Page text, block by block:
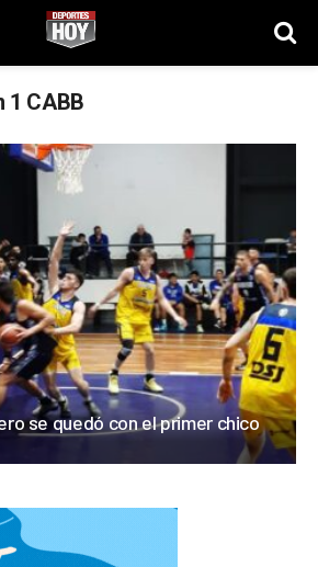
1 CABB
se quedó con el primer chico